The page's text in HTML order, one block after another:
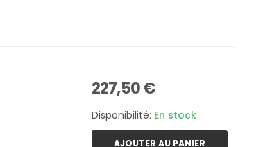
227,50 €
Disponibilité: En stock
AJOUTER AU PANIER